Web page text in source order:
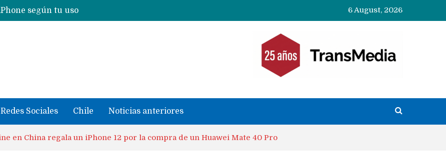
según tu uso
CXMT le dice NO a la venta de sus memorias a Apple y dará prioridad a Huawei y Xiaomi
6 August, 2026
Redes Sociales Chile Noticias anteriores
en China regala un iPhone 12 por la compra de un Huawei Mate 40 Pro